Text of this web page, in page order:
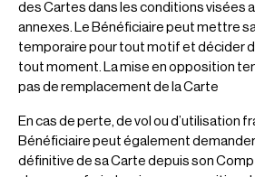
des Cartes dans les conditions visées
annexes. Le Bénéficiaire peut mettre
temporaire pour tout motif et décider
tout moment. La mise en opposition
pas de remplacement de la Carte
En cas de perte, de vol ou d’utilisation
Bénéficiaire peut également
définitive de sa Carte depuis son